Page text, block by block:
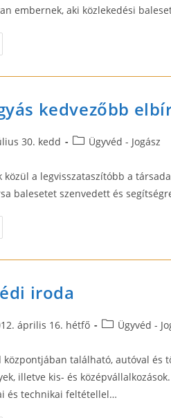
embernek, aki közlekedési
kedvezőbb
30. kedd
PostÜgyvéd - Jogász
közül a legvisszataszítóbb a
balesetet szenvedett és
iroda
április 16. hétfő
PostÜgyvéd -
központjában található, autóval
illetve kis- és
és technikai feltétellel…